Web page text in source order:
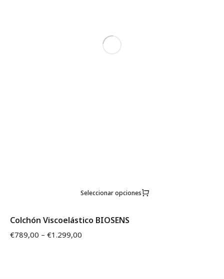
Seleccionar opciones
Colchón Viscoelástico BIOSENS
€789,00 – €1.299,00